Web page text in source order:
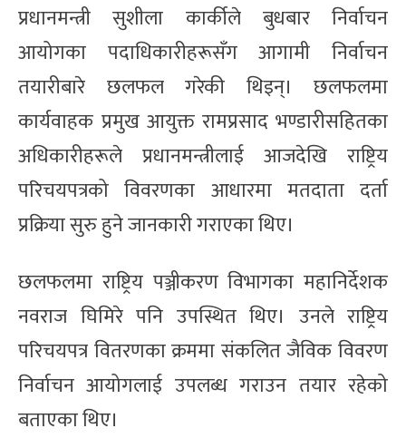
प्रधानमन्त्री सुशीला कार्कीले बुधबार निर्वाचन
आयोगका पदाधिकारीहरूसँग आगामी निर्वाचन
तयारीबारे छलफल गरेकी थिइन्। छलफलमा
कार्यवाहक प्रमुख आयुक्त रामप्रसाद भण्डारीसहितका
अधिकारीहरूले प्रधानमन्त्रीलाई आजदेखि राष्ट्रिय
परिचयपत्रको विवरणका आधारमा मतदाता दर्ता
प्रक्रिया सुरु हुने जानकारी गराएका थिए।
छलफलमा राष्ट्रिय पञ्जीकरण विभागका महानिर्देशक
नवराज घिमिरे पनि उपस्थित थिए। उनले राष्ट्रिय
परिचयपत्र वितरणका क्रममा संकलित जैविक विवरण
निर्वाचन आयोगलाई उपलब्ध गराउन तयार रहेको
बताएका थिए।